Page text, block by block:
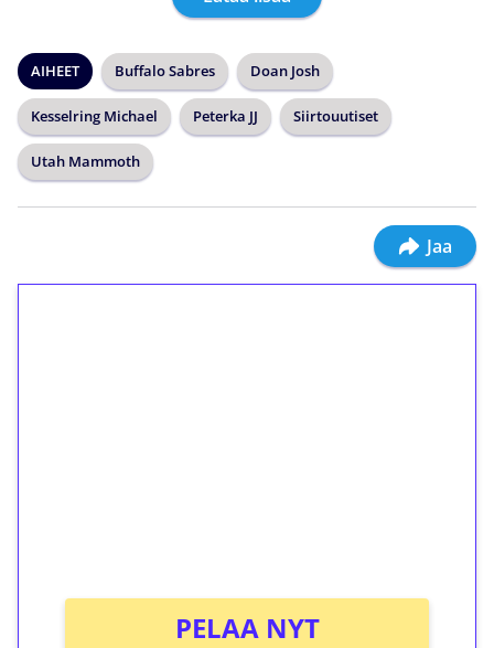
AIHEET Buffalo Sabres Doan Josh
Kesselring Michael Peterka JJ Siirtouutiset
Utah Mammoth
Jaa
PELAA NYT